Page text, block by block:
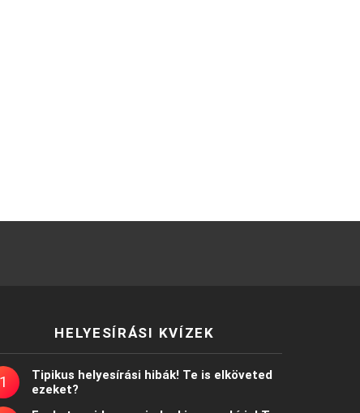
HELYESÍRÁSI KVÍZEK
Tipikus helyesírási hibák! Te is elköveted
ezeket?